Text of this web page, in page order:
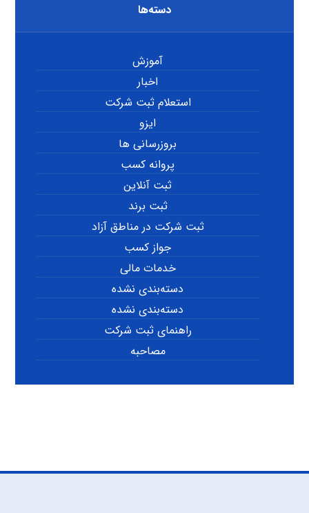
دسته‌ها
آموزش
اخبار
استعلام ثبت شرکت
ایزو
بروزرسانی ها
پروانه کسب
ثبت آنلاین
ثبت برند
ثبت شرکت در مناطق آزاد
جواز کسب
خدمات مالی
دسته‌بندی نشده
دسته‌بندی نشده
راهنمای ثبت شرکت
مصاحبه